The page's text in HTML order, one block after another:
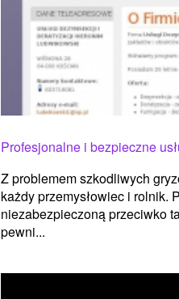
Profesjonalne i bezpieczne
Z problemem szkodliwych
każdy przemysłowiec i rolnik.
niezabezpieczoną przeciwko
pewni...